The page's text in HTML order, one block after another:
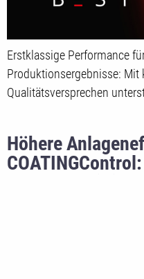
Erstklassige Performance
Produktionsergebnisse: Mit
Qualitätsversprechen
Höhere